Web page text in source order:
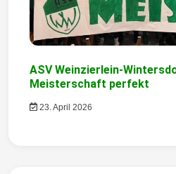
ASV Weinzierlein-
Meisterschaft perfekt
23. April 2026